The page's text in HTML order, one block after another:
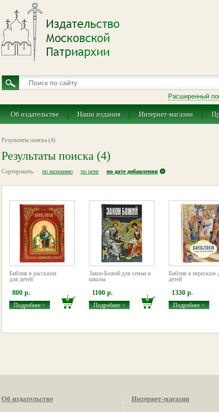
Расширенный
Об издательстве Наши издания Интернет-магазин
Результаты поиска (4)
Результаты поиска (4)
Сортировать: по названию по цене по дате добавления
Библия в рассказах
для детей
800 р.
Подробнее >
Закон Божий для семьи и
школы
1100 р.
Подробнее >
Библия в пересказе
детей
1330 р.
Подробнее >
Об издательстве Интернет-магазин